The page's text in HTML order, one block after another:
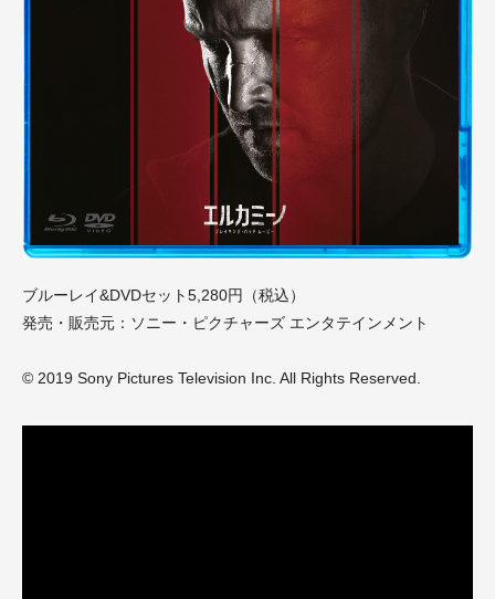
ブルーレイ&DVDセット5,280円（税込）
発売・販売元：ソニー・ピクチャーズ エンタテインメント
© 2019 Sony Pictures Television Inc. All Rights Reserved.